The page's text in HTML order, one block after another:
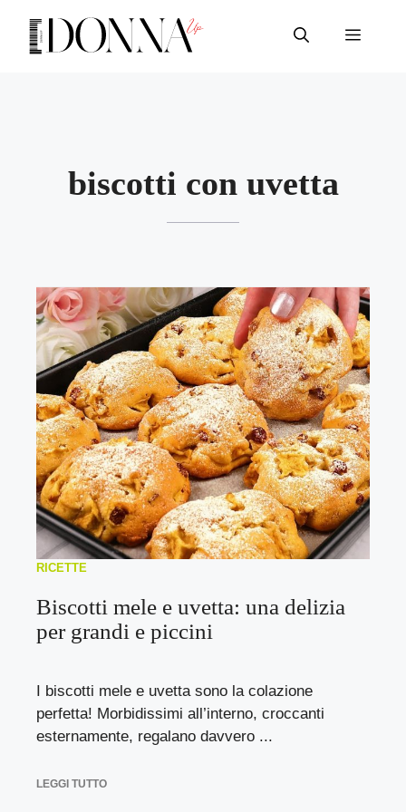
contenuto
Menu
biscotti con uvetta
RICETTE
Biscotti mele e uvetta: una delizia
per grandi e piccini
I biscotti mele e uvetta sono la colazione
perfetta! Morbidissimi all’interno, croccanti
esternamente, regalano davvero ...
LEGGI TUTTO